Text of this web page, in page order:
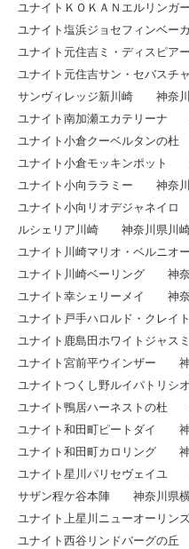
ユナイトＫＯＫＡＮエルリン
ユナイト塩浜ジョセフィンベ
ユナイト元住吉ミ・ディスピ
ユナイト元住吉サン・セバス
サンヴィレッジ新川崎 神奈川
ユナイト南加瀬エカテリーナ
ユナイト小倉クーベルタンの
ユナイト小倉モッキンポット
ユナイト小向ララミー 神奈川
ユナイト小向リオデジャネイ
ルシェリア川崎 神奈川県川崎
ユナイト川崎マリオ・ベルニ
ユナイト川崎ベーリング 神奈
ユナイト幸シェリーメイ 神奈
ユナイト戸手ハロルド・クレ
ユナイト鹿島田ホワイトジャ
ユナイト宮前平ウインザー 神
ユナイトつくし野ルイパトリ
ユナイト鴨居ハーネストの杜
ユナイト和田町ピートダイ 神
ユナイト和田町カロリング 神
ユナイト星川パリセヴェイユ
サザン程ケ谷本陣 神奈川県横
ユナイト上星川ニューオーリ
ユナイト西谷リンドバーグの